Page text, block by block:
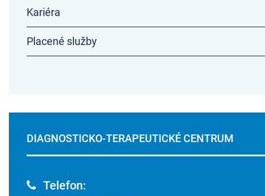
Kariéra
Placené služby
DIAGNOSTICKO-TERAPEUTICKÉ CENTRUM
Telefon: